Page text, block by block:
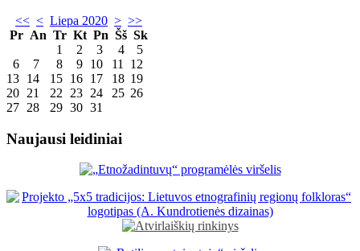
<< < Liepa 2020 > >>
Pr An Tr Kt Pn Šš Sk
1
2 3 4
5
6
7 8 9 10 11
12
13 14 15 16 17 18 19
20 21 22 23 24 25 26
27 28 29 30 31
Naujausi leidiniai